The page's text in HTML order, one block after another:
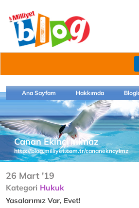
Ana Sayfam Hakkımda
Canan Ekinci Yılmaz
http://blog.milliyet.com.tr/cananekncylmz
26 Mart '19
Kategori Hukuk
Yasalarımız Var, Evet!